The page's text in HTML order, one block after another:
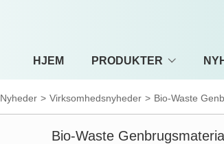
HJEM PRODUKTER
Nyheder > Virksomhedsnyheder > Bio-Waste
Bio-Waste